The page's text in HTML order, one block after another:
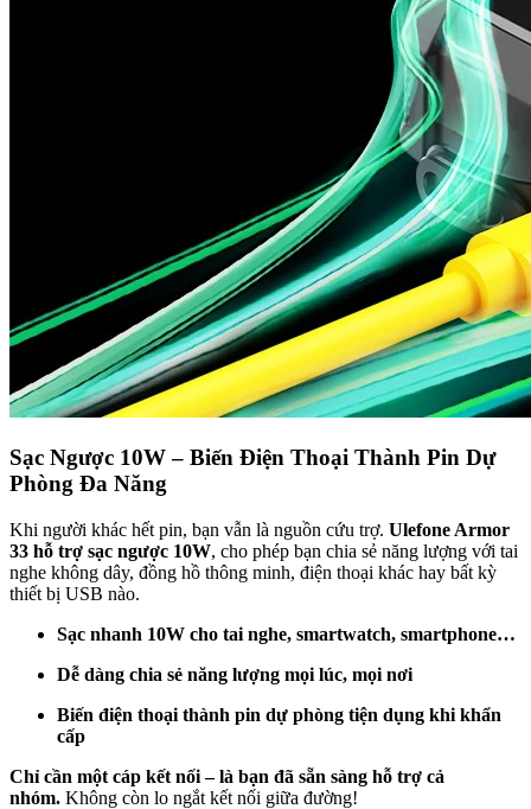
Sạc Ngược 10W – Biến Điện Thoại Thành Pin Dự
Phòng Đa Năng
Khi người khác hết pin, bạn vẫn là nguồn cứu trợ. Ulefone Armor
33 hỗ trợ sạc ngược 10W, cho phép bạn chia sẻ năng lượng với tai
nghe không dây, đồng hồ thông minh, điện thoại khác hay bất kỳ
thiết bị USB nào.
Sạc nhanh 10W cho tai nghe, smartwatch, smartphone…
Dễ dàng chia sẻ năng lượng mọi lúc, mọi nơi
Biến điện thoại thành pin dự phòng tiện dụng khi khẩn
cấp
Chỉ cần một cáp kết nối – là bạn đã sẵn sàng hỗ trợ cả
nhóm. Không còn lo ngắt kết nối giữa đường!